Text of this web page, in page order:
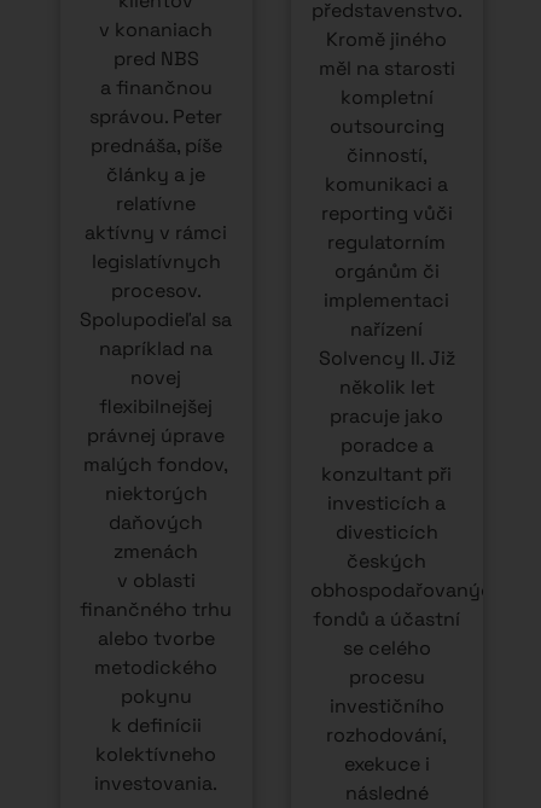
v konaniach
pred NBS
a finančnou
správou. Peter
prednáša, píše
články a je
relatívne
aktívny v rámci
legislatívnych
procesov.
Spolupodieľal sa
napríklad na
novej
flexibilnejšej
právnej úprave
malých fondov,
niektorých
daňových
zmenách
v oblasti
finančného trhu
alebo tvorbe
metodického
pokynu
k definícii
kolektívneho
investovania.
představenstvo.
Kromě jiného
měl na starosti
kompletní
outsourcing
činností,
komunikaci a
reporting vůči
regulatorním
orgánům či
implementaci
nařízení
Solvency II. Již
několik let
pracuje jako
poradce a
konzultant při
investicích a
divesticích
českých
obhospodařovaných
fondů a účastní
se celého
procesu
investičního
rozhodování,
exekuce i
následné